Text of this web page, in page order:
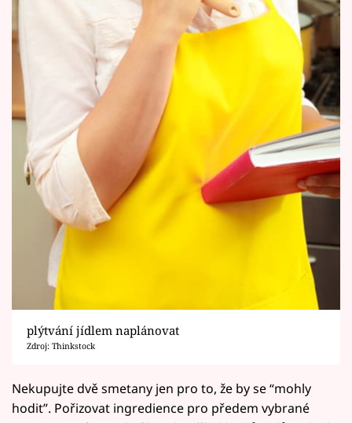
plýtvání jídlem naplánovat
Zdroj: Thinkstock
Nekupujte dvě smetany jen pro to, že by se “mohly
hodit”. Pořizovat ingredience pro předem vybrané